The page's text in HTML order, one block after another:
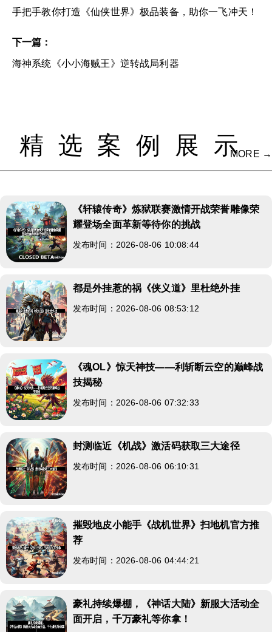
手把手教你打造《仙侠世界》极品装备，助你一飞冲天！
下一篇：
海神系统《小小海贼王》逆转战局利器
精选案例展示MORE →
《轩辕传奇》炼狱联赛激情开战荣誉雕像荣
耀登场全面革新等待你的挑战
发布时间：2026-08-06 10:08:44
都是外挂惹的祸《侠义道》里杜绝外挂
发布时间：2026-08-06 08:53:12
《魂OL》惊天神技——利斩断云空的巅峰战
技揭秘
发布时间：2026-08-06 07:32:33
封测临近《机战》激活码获取三大途径
发布时间：2026-08-06 06:10:31
摧毁地皮小能手《战机世界》扫地机官方推
荐
发布时间：2026-08-06 04:44:21
豪礼持续爆棚，《神话大陆》新服大活动全
面开启，千万豪礼等你拿！